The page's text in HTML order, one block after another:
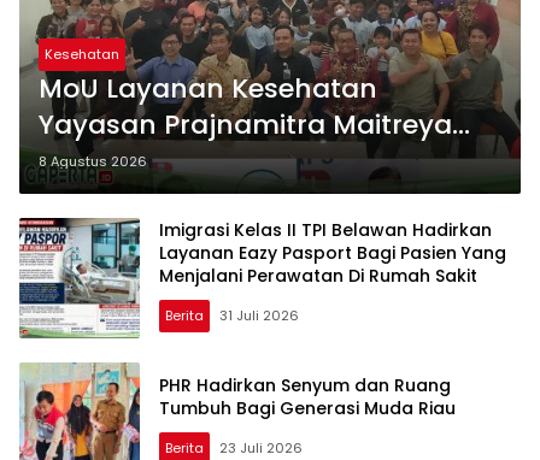
Kesehatan
MoU Layanan Kesehatan
Yayasan Prajnamitra Maitreya
dengan Naray Hospital Dumai
8 Agustus 2026
Imigrasi Kelas II TPI Belawan Hadirkan
Layanan Eazy Pasport Bagi Pasien Yang
Menjalani Perawatan Di Rumah Sakit
Berita 31 Juli 2026
PHR Hadirkan Senyum dan Ruang
Tumbuh Bagi Generasi Muda Riau
Berita 23 Juli 2026